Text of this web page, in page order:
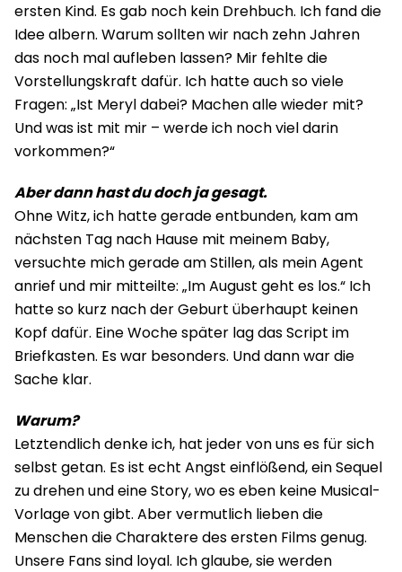
ersten Kind. Es gab noch kein Drehbuch. Ich fand die
Idee albern. Warum sollten wir nach zehn Jahren
das noch mal aufleben lassen? Mir fehlte die
Vorstellungskraft dafür. Ich hatte auch so viele
Fragen: „Ist Meryl dabei? Machen alle wieder mit?
Und was ist mit mir – werde ich noch viel darin
vorkommen?“
Aber dann hast du doch ja gesagt.
Ohne Witz, ich hatte gerade entbunden, kam am
nächsten Tag nach Hause mit meinem Baby,
versuchte mich gerade am Stillen, als mein Agent
anrief und mir mitteilte: „Im August geht es los.“ Ich
hatte so kurz nach der Geburt überhaupt keinen
Kopf dafür. Eine Woche später lag das Script im
Briefkasten. Es war besonders. Und dann war die
Sache klar.
Warum?
Letztendlich denke ich, hat jeder von uns es für sich
selbst getan. Es ist echt Angst einflößend, ein Sequel
zu drehen und eine Story, wo es eben keine Musical-
Vorlage von gibt. Aber vermutlich lieben die
Menschen die Charaktere des ersten Films genug.
Unsere Fans sind loyal. Ich glaube, sie werden